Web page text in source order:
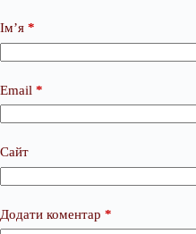
Ім’я *
Email *
Сайт
Додати коментар *